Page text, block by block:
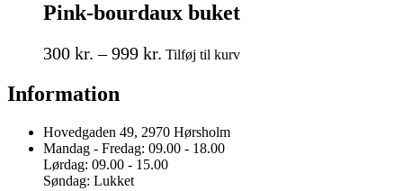
850 kr.
varianter.
kan
Pink-bourdaux buket
300 kr. – 999 kr. Prisinterval:
Tilføj til kurvDette
Information
Hovedgaden 49, 2970 Hørsholm
Mandag - Fredag: 09.00 - 18.00
Lørdag: 09.00 - 15.00
Søndag: Lukket